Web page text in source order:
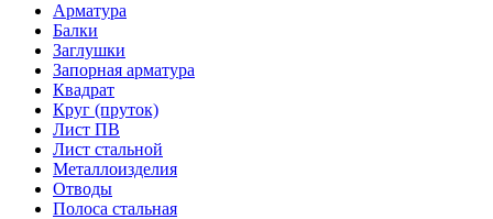
Арматура
Балки
Заглушки
Запорная арматура
Квадрат
Круг (пруток)
Лист ПВ
Лист стальной
Металлоизделия
Отводы
Полоса стальная